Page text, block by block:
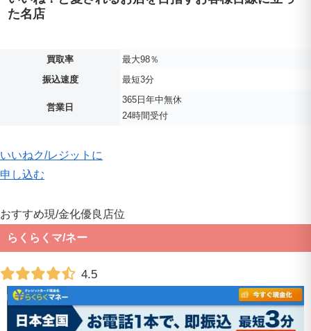
た名店
買取率
最大98％
振込速度
最短3分
営業日
365日年中無休
24時間受付
いいねク/レジットに
申し込む
おすすめ現/金化優良店位
らくらくマ/ネー
4.5